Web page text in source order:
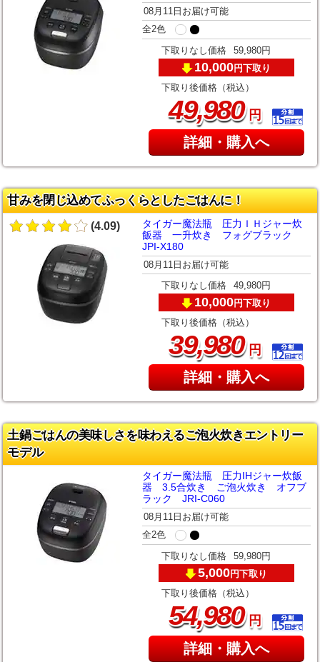
08月11日お届け可能
全2色
下取りなし価格 59,980円
10,000円下取り
下取り後価格（税込）
49,980円
詳細・購入へ
甘みを閉じ込めてふっくらとしたごはんに！
(4.09)
タイガー魔法瓶 圧力ＩＨジャー炊
飯器 一升炊き フォグブラック
JPI-X180
08月11日お届け可能
下取りなし価格 49,980円
10,000円下取り
下取り後価格（税込）
39,980円
詳細・購入へ
土鍋ごはんの美味しさを味わえるご泡火炊きエントリー
モデル
タイガー魔法瓶 圧力IHジャー炊飯
器 3.5合炊き ご泡火炊き オフブ
ラック JRI-C060
08月11日お届け可能
全2色
下取りなし価格 59,980円
5,000円下取り
下取り後価格（税込）
54,980円
詳細・購入へ